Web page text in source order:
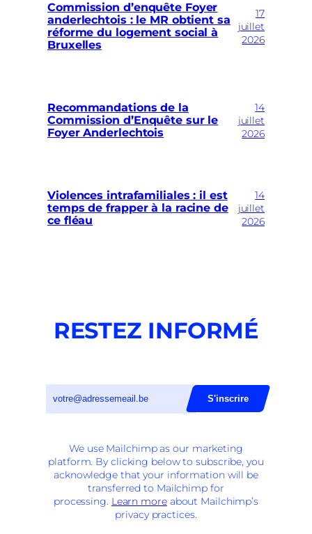
Commission d’enquête Foyer
anderlechtois : le MR obtient sa
réforme du logement social à
Bruxelles
17
juillet
2026
Recommandations de la
Commission d’Enquête sur le
Foyer Anderlechtois
14
juillet
2026
Violences intrafamiliales : il est
temps de frapper à la racine de
ce fléau
14
juillet
2026
RESTEZ INFORMÉ
We use Mailchimp as our marketing
platform. By clicking below to subscribe, you
acknowledge that your information will be
transferred to Mailchimp for
processing. Learn moreabout Mailchimp’s
privacy practices.